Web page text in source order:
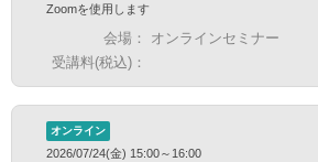
Zoomを使用します
会場：
オンラインセミナー
受講料(税込)：
オンライン
2026/07/24(金) 15:00～16:00